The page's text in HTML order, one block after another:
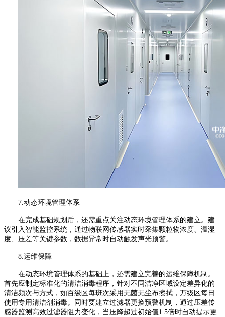
7. 动态环境管理体系
在完成基础规划后，还需重点关注动态环境管理体系的建立。建
议引入智能监控系统，通过物联网传感器实时采集颗粒物浓度、温湿
度、压差等关键参数，数据异常时自动触发声光预警。
8. 运维保障
在动态环境管理体系的基础上，还需建立完善的运维保障机制。
首先应制定标准化的清洁消毒程序，针对不同洁净区域设定差异化的
清洁频次与方式，如百级区每班次采用无菌无尘布擦拭，万级区每日
使用专用清洁剂消毒。同时要建立过滤器更换预警机制，通过压差传
感器监测高效过滤器阻力变化，当压降超过初始值1.5倍时自动提示更